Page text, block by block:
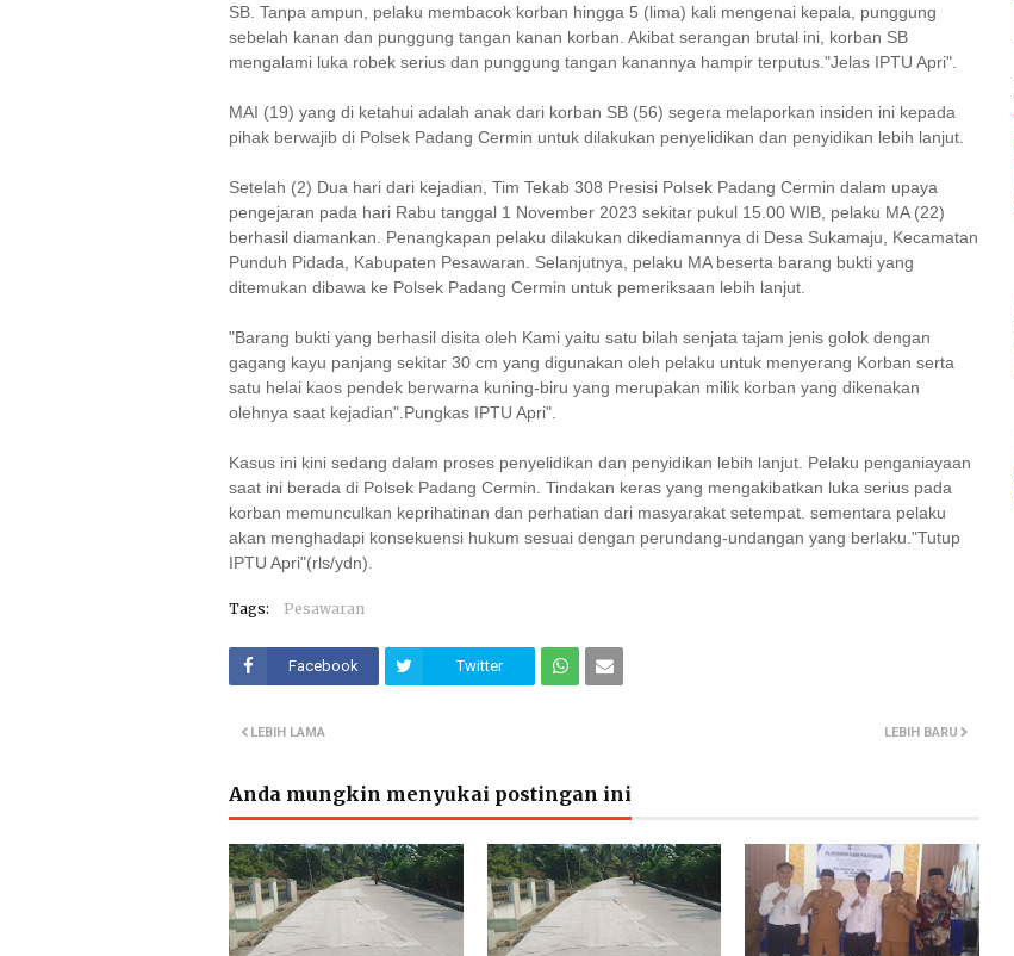
SB. Tanpa ampun, pelaku membacok korban hingga 5 (lima) kali mengenai kepala, punggung
sebelah kanan dan punggung tangan kanan korban. Akibat serangan brutal ini, korban SB
mengalami luka robek serius dan punggung tangan kanannya hampir terputus."Jelas IPTU Apri".
MAI (19) yang di ketahui adalah anak dari korban SB (56) segera melaporkan insiden ini kepada
pihak berwajib di Polsek Padang Cermin untuk dilakukan penyelidikan dan penyidikan lebih lanjut.
Setelah (2) Dua hari dari kejadian, Tim Tekab 308 Presisi Polsek Padang Cermin dalam upaya
pengejaran pada hari Rabu tanggal 1 November 2023 sekitar pukul 15.00 WIB, pelaku MA (22)
berhasil diamankan. Penangkapan pelaku dilakukan dikediamannya di Desa Sukamaju, Kecamatan
Punduh Pidada, Kabupaten Pesawaran. Selanjutnya, pelaku MA beserta barang bukti yang
ditemukan dibawa ke Polsek Padang Cermin untuk pemeriksaan lebih lanjut.
"Barang bukti yang berhasil disita oleh Kami yaitu satu bilah senjata tajam jenis golok dengan
gagang kayu panjang sekitar 30 cm yang digunakan oleh pelaku untuk menyerang Korban serta
satu helai kaos pendek berwarna kuning-biru yang merupakan milik korban yang dikenakan
olehnya saat kejadian".Pungkas IPTU Apri".
Kasus ini kini sedang dalam proses penyelidikan dan penyidikan lebih lanjut. Pelaku penganiayaan
saat ini berada di Polsek Padang Cermin. Tindakan keras yang mengakibatkan luka serius pada
korban memunculkan keprihatinan dan perhatian dari masyarakat setempat. sementara pelaku
akan menghadapi konsekuensi hukum sesuai dengan perundang-undangan yang berlaku."Tutup
IPTU Apri"(rls/ydn).
Tags: Pesawaran
Facebook Twitter
LEBIH BARU
LEBIH LAMA
Anda mungkin menyukai postingan ini